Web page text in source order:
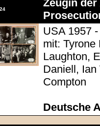
Zeugin
USA 1957
mit: Tyrone
Laughton,
Daniell, Ian
Compton
Deutsche